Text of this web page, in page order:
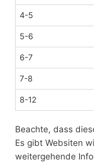
4-5
5-6
6-7
7-8
8-12
Beachte, dass
Es gibt Websiten
weitergehende